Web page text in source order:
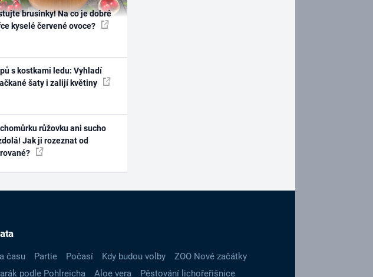
brusinky! Na co je dobré
kyselé červené ovoce?
s kostkami ledu: Vyhladí
šaty i zalijí květiny
růžovku ani sucho
Jak ji rozeznat od
času Partie Počasí Kdy budou volby
ZOO Nové začátky
podle Pohlreicha Aloe vera Pěstování lichořeřišnice